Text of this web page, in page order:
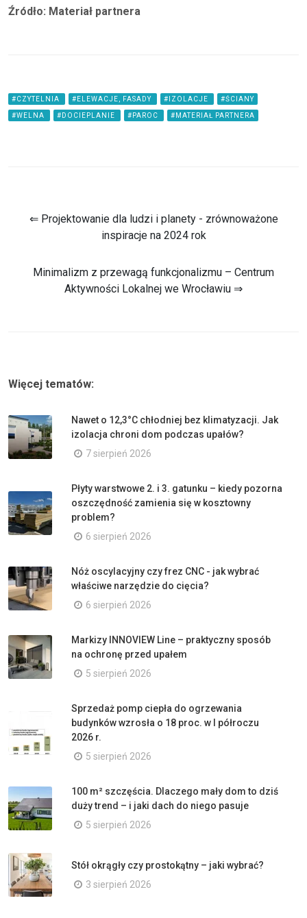
Źródło: Materiał partnera
#CZYTELNIA #ELEWACJE, FASADY #IZOLACJE #ŚCIANY
#WELNA #DOCIEPLANIE #PAROC #MATERIAŁ PARTNERA
⇐ Projektowanie dla ludzi i planety - zrównoważone
inspiracje na 2024 rok
Minimalizm z przewagą funkcjonalizmu – Centrum
Aktywności Lokalnej we Wrocławiu ⇒
Więcej tematów:
Nawet o 12,3°C chłodniej bez klimatyzacji. Jak
izolacja chroni dom podczas upałów?
7 sierpień 2026
Płyty warstwowe 2. i 3. gatunku – kiedy pozorna
oszczędność zamienia się w kosztowny
problem?
6 sierpień 2026
Nóż oscylacyjny czy frez CNC - jak wybrać
właściwe narzędzie do cięcia?
6 sierpień 2026
Markizy INNOVIEW Line – praktyczny sposób
na ochronę przed upałem
5 sierpień 2026
Sprzedaż pomp ciepła do ogrzewania
budynków wzrosła o 18 proc. w I półroczu
2026 r.
5 sierpień 2026
100 m² szczęścia. Dlaczego mały dom to dziś
duży trend – i jaki dach do niego pasuje
5 sierpień 2026
Stół okrągły czy prostokątny – jaki wybrać?
3 sierpień 2026